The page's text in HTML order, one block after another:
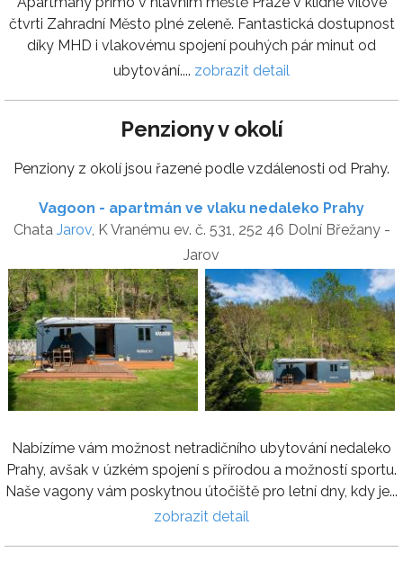
čtvrti Zahradní Město plné zeleně. Fantastická dostupnost
díky MHD i vlakovému spojení pouhých pár minut od
ubytování.... zobrazit detail
Penziony v okolí
Penziony z okolí jsou řazené podle vzdálenosti od Prahy.
Vagoon - apartmán ve vlaku nedaleko Prahy
Chata Jarov, K Vranému ev. č. 531, 252 46 Dolní Břežany -
Jarov
Nabízíme vám možnost netradičního ubytování nedaleko
Prahy, avšak v úzkém spojení s přírodou a možností sportu.
Naše vagony vám poskytnou útočiště pro letní dny, kdy je...
zobrazit detail